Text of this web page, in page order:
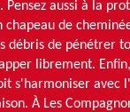
aussi à la
chapeau de
débris de pénétrer
librement.
s'harmoniser avec
À Les